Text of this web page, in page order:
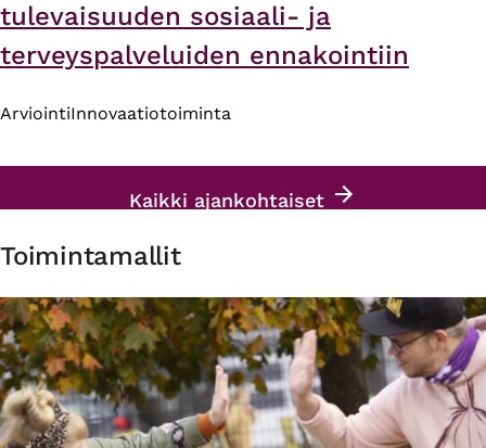
tulevaisuuden sosiaali- ja
terveyspalveluiden ennakointiin
ArviointiInnovaatiotoiminta
Kaikki ajankohtaiset
Toimintamallit